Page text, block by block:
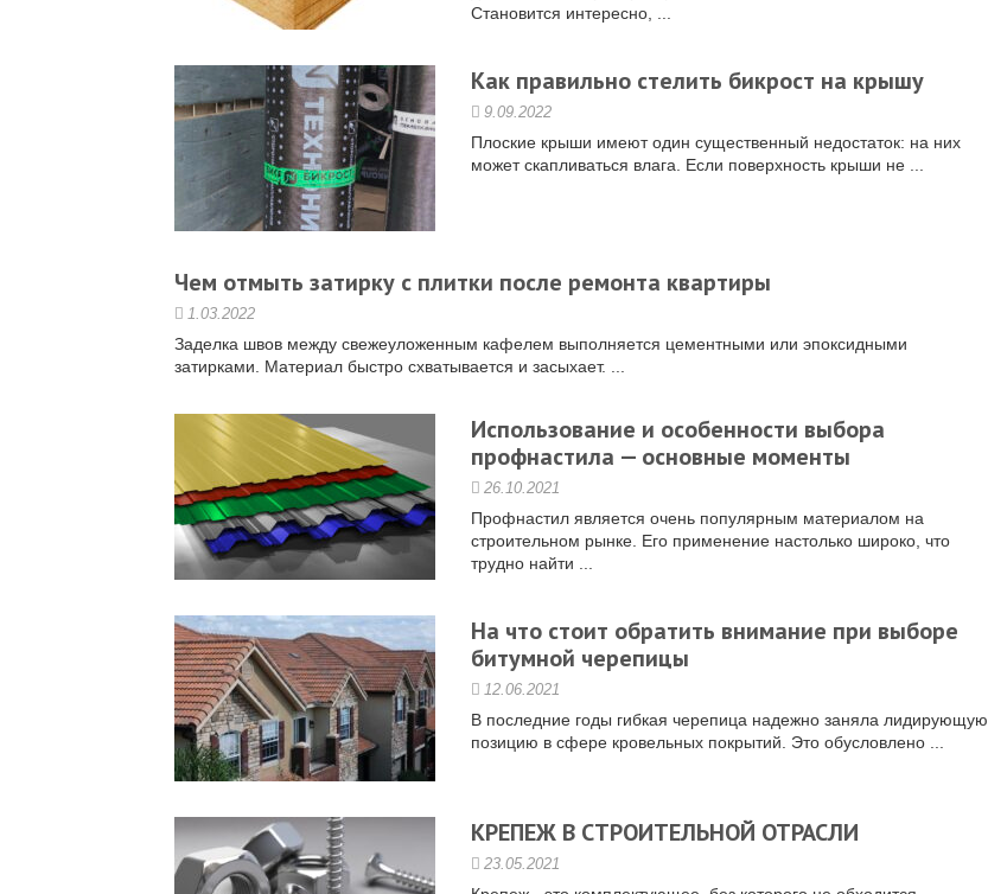
Становится интересно, ...
Как правильно стелить бикрост на крышу
9.09.2022
Плоские крыши имеют один существенный недостаток: на них
может скапливаться влага. Если поверхность крыши не ...
Чем отмыть затирку с плитки после ремонта квартиры
1.03.2022
Заделка швов между свежеуложенным кафелем выполняется цементными или эпоксидными
затирками. Материал быстро схватывается и засыхает. ...
Использование и особенности выбора
профнастила — основные моменты
26.10.2021
Профнастил является очень популярным материалом на
строительном рынке. Его применение настолько широко, что
трудно найти ...
На что стоит обратить внимание при выборе
битумной черепицы
12.06.2021
В последние годы гибкая черепица надежно заняла лидирующую
позицию в сфере кровельных покрытий. Это обусловлено ...
КРЕПЕЖ В СТРОИТЕЛЬНОЙ ОТРАСЛИ
23.05.2021